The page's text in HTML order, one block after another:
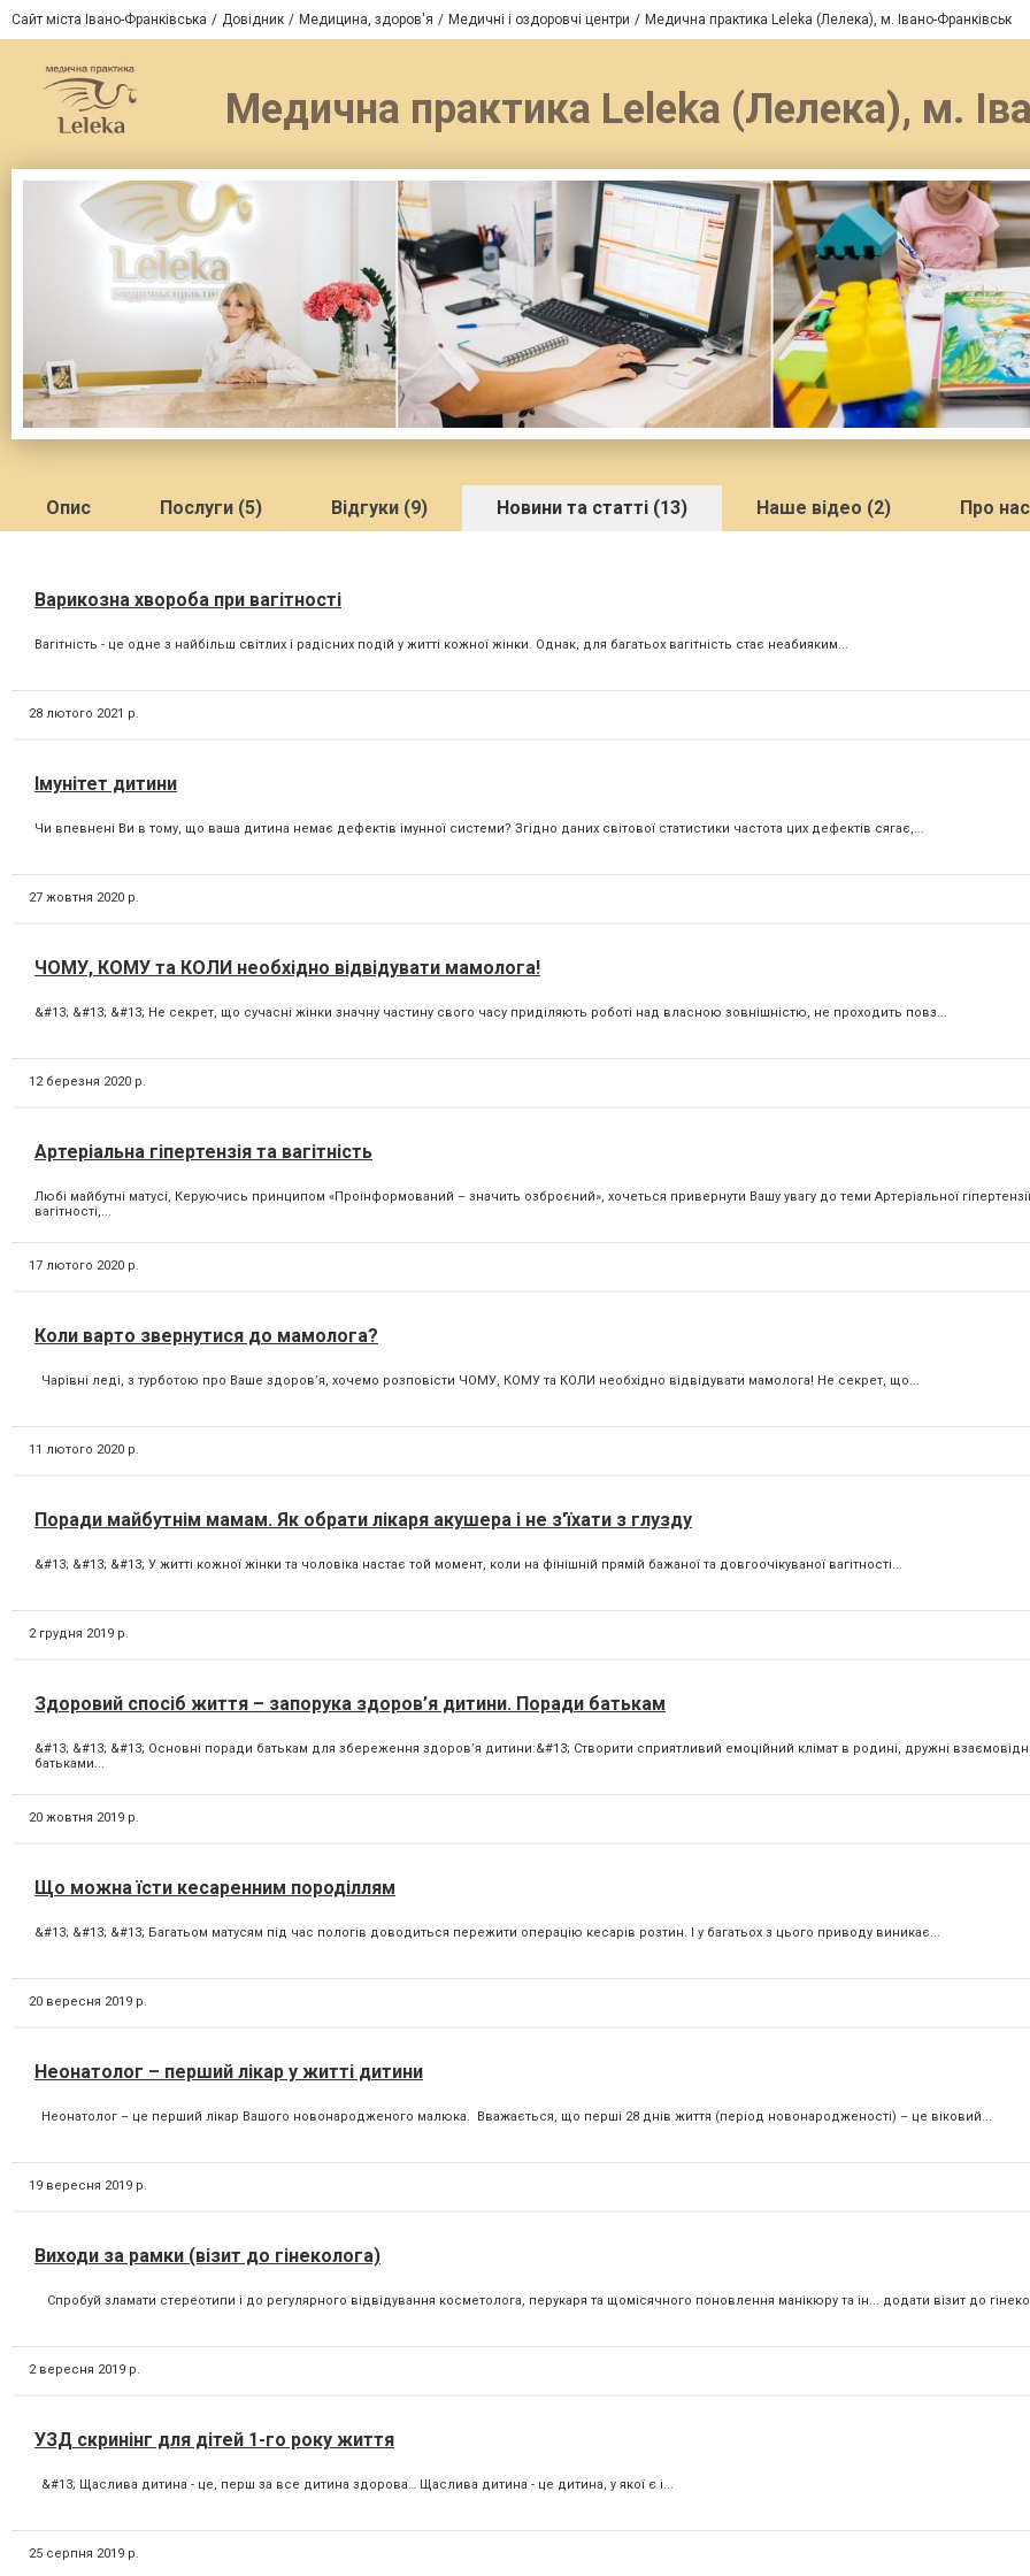
Сайт міста Івано-Франківська Довідник Медицина, здоров'я Медичні і оздоровчі центри Медична практика Leleka (Лелека), м. Івано-Франківськ
Медична практика Leleka (Лелека), м.
Опис Послуги (5) Відгуки (9) Новини та статті (13) Наше відео (2) Про нас
Варикозна хвороба при вагітності
Вагітність - це одне з найбільш світлих і радісних подій у житті кожної жінки. Однак, для багатьох вагітність стає неабияким...
28 лютого 2021 р.
Імунітет дитини
Чи впевнені Ви в тому, що ваша дитина немає дефектів імунної системи? Згідно даних світової статистики частота цих дефектів сягає,...
27 жовтня 2020 р.
ЧОМУ, КОМУ та КОЛИ необхідно відвідувати мамолога!
&#13; &#13; &#13; Не секрет, що сучасні жінки значну частину свого часу приділяють роботі над власною зовнішністю, не проходить повз...
12 березня 2020 р.
Артеріальна гіпертензія та вагітність
Любі майбутні матусі, Керуючись принципом «Проінформований – значить озброєний», хочеться привернути Вашу увагу до теми Артеріальної
вагітності,...
17 лютого 2020 р.
Коли варто звернутися до мамолога?
Чарівні леді, з турботою про Ваше здоров’я, хочемо розповісти ЧОМУ, КОМУ та КОЛИ необхідно відвідувати мамолога! Не секрет, що...
11 лютого 2020 р.
Поради майбутнім мамам. Як обрати лікаря акушера і не з'їхати з глузду
&#13; &#13; &#13; У житті кожної жінки та чоловіка настає той момент, коли на фінішній прямій бажаної та довгоочікуваної вагітності...
2 грудня 2019 р.
Здоровий спосіб життя – запорука здоров’я дитини. Поради батькам
&#13; &#13; &#13; Основні поради батькам для збереження здоров’я дитини:&#13; Створити сприятливий емоційний клімат в родині, дружні
батьками...
20 жовтня 2019 р.
Що можна їсти кесаренним породіллям
&#13; &#13; &#13; Багатьом матусям під час пологів доводиться пережити операцію кесарів розтин. І у багатьох з цього приводу виникає...
20 вересня 2019 р.
Неонатолог – перший лікар у житті дитини
Неонатолог – це перший лікар Вашого новонародженого малюка. Вважається, що перші 28 днів життя (період новонародженості) – це віковий...
19 вересня 2019 р.
Виходи за рамки (візит до гінеколога)
⠀ Спробуй зламати стереотипи і до регулярного відвідування косметолога, перукаря та щомісячного поновлення манікюру та ін... додати візит до
2 вересня 2019 р.
УЗД скринінг для дітей 1-го року життя
&#13; Щаслива дитина - це, перш за все дитина здорова… Щаслива дитина - це дитина, у якої є і...
25 серпня 2019 р.